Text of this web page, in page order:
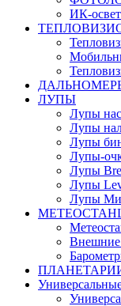
ИК-
ЛУПЫ
Лупы
Лупы
Лупы
Лупы-
Лупы
Лупы
Лупы
Внешние